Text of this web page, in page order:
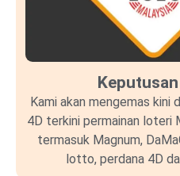
Kami akan mengemas kini
4D terkini permainan loteri
termasuk Magnum,
lotto, perdana 4D